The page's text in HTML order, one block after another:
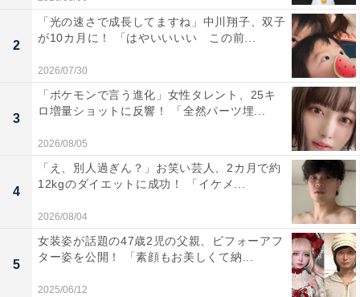
2
「光の速さで成長してますね」中川翔子、双子
が10カ月に！ 「はやいいいい この前...
2026/07/30
3
「ポケモンで言う進化」女性タレント、25キ
ロ増量ショットに反響！ 「全然パーツ埋...
2026/08/05
4
「え、別人過ぎん？」お笑い芸人、2カ月で約
12kgのダイエットに成功！ 「イケメ...
2026/08/04
5
女装姿が話題の47歳2児の父親、ビフォーアフ
ター姿を公開！ 「素顔もお美しくて納...
2025/06/12